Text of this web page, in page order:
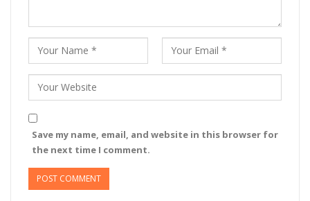
Save my name, email, and website in this browser for
the next time I comment.